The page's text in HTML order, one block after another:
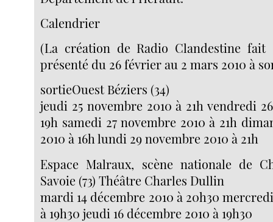
Calendrier
(La création de Radio Clandestine
présenté du 26 février au 2 mars 2010 à
sortieOuest Béziers (34)
jeudi 25 novembre 2010 à 21h vendredi
19h samedi 27 novembre 2010 à 21h
2010 à 16h lundi 29 novembre 2010 à 21h
Espace Malraux, scène nationale de
Savoie (73) Théâtre Charles Dullin
mardi 14 décembre 2010 à 20h30
à 19h30 jeudi 16 décembre 2010 à 19h30